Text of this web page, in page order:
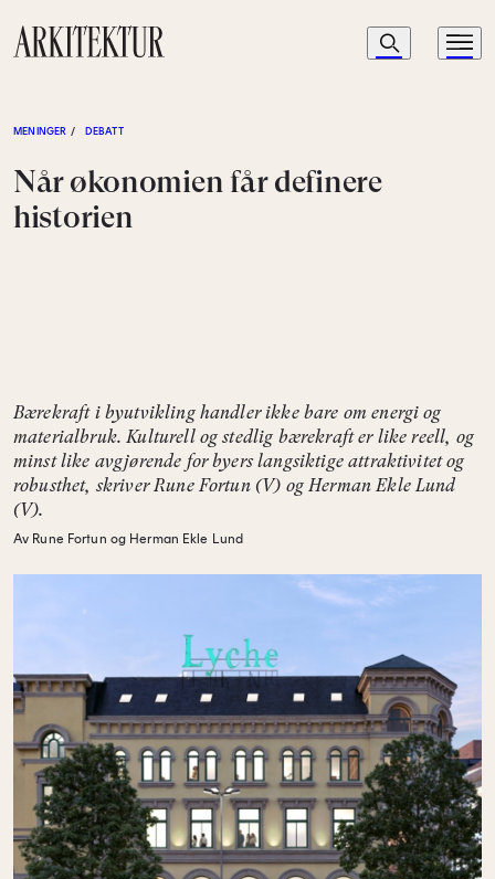
Navigasjon
Søk Meny
MENINGER / DEBATT
Når økonomien får definere
historien
Bærekraft i byutvikling handler ikke bare om energi og
materialbruk. Kulturell og stedlig bærekraft er like reell, og
minst like avgjørende for byers langsiktige attraktivitet og
robusthet, skriver Rune Fortun (V) og Herman Ekle Lund
(V).
Av Rune Fortun og Herman Ekle Lund